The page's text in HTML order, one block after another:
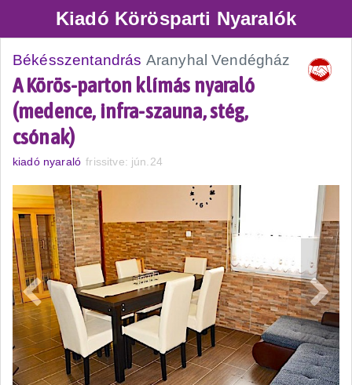
Kiadó Körösparti Nyaralók
Békésszentandrás Aranyhal Vendégház
A Körös-parton klímás nyaraló
(medence, infra-szauna, stég,
csónak)
kiadó nyaraló frissitve: jún.24